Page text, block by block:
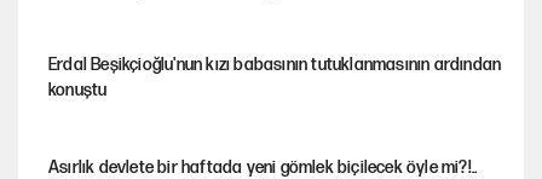
Erdal Beşikçioğlu'nun kızı babasının tutuklanmasının ardından
konuştu
Asırlık devlete bir haftada yeni gömlek biçilecek öyle mi?!..